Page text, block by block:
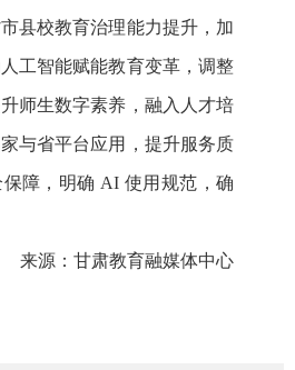
县校教育治理能力提升，加
工智能赋能教育变革，调整
师生数字素养，融入人才培
与省平台应用，提升服务质
障，明确 AI 使用规范，确
来源：甘肃教育融媒体中心